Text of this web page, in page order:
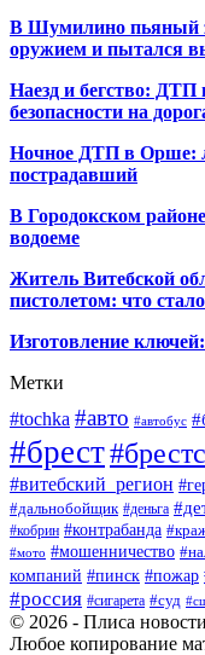
В Шумилино пьяный
оружием и пытался
Наезд и бегство: ДТП
безопасности на
Ночное ДТП в Орше:
пострадавший
В Городокском
водоеме
Житель Витебской
пистолетом: что
Изготовление
Метки
#tochka #авто #автобус
#брест
#витебский_регион
#дальнобойщик #деньга
#кобрин #контрабанда
#мото #мошенничество
компаний #пинск #пожар
#россия #сигарета #суд
© 2026 - Плиса
Любое копирование